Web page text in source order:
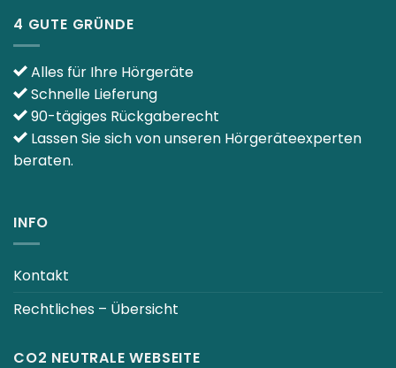
4 GUTE GRÜNDE
Alles für Ihre Hörgeräte
Schnelle Lieferung
90-tägiges Rückgaberecht
Lassen Sie sich von unseren Hörgeräteexperten
beraten.
INFO
Kontakt
Rechtliches – Übersicht
CO2 NEUTRALE WEBSEITE